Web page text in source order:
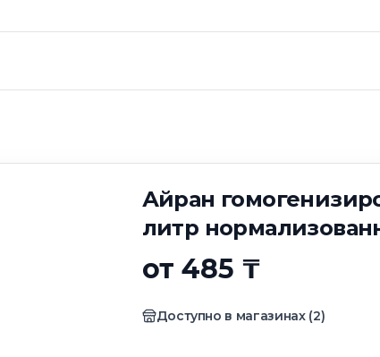
Айран
литр
от 485 ₸
Доступно в магазинах(2)